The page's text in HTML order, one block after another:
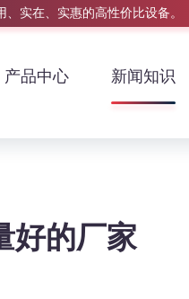
实在、实惠的高性价比设备。
产品中心 新闻知识
好的厂家